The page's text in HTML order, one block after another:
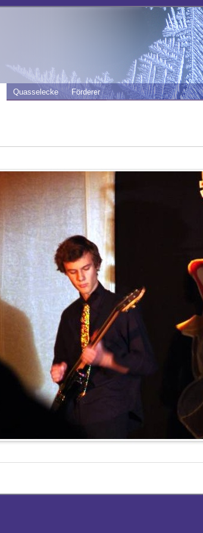
Quasselecke Förderer